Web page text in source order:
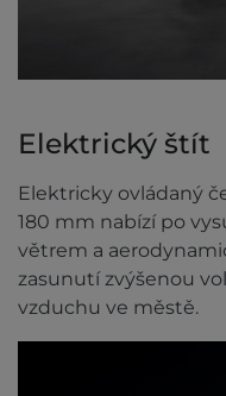
Elektrický štít
Elektricky ovládaný
180 mm nabízí po
větrem a
zasunutí zvýšenou
vzduchu ve městě.